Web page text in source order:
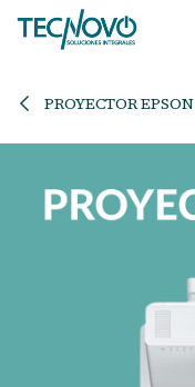
Ir al contenido
PROYECTOR EPSON